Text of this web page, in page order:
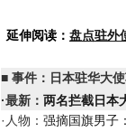
延伸阅读： 盘点驻外
■ 事件：日本驻华大
·最新： 两名拦截日本
·人物： 强摘国旗男子